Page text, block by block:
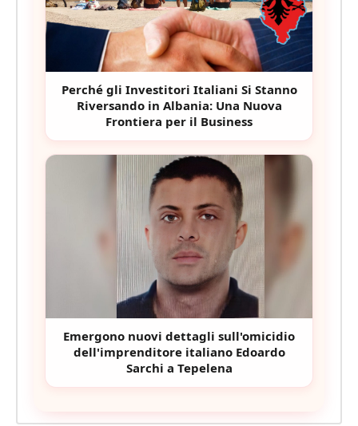
Perché gli Investitori Italiani Si Stanno
Riversando in Albania: Una Nuova
Frontiera per il Business
Emergono nuovi dettagli sull'omicidio
dell'imprenditore italiano Edoardo
Sarchi a Tepelena